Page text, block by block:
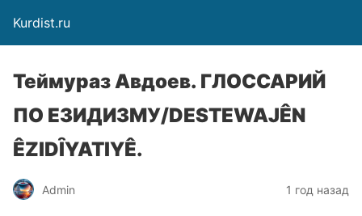
Kurdist.ru
Теймураз Авдоев. ГЛОССАРИЙ
ПО ЕЗИДИЗМУ/DESTEWAJÊN
ÊZIDȊYATIYÊ.
Admin 1 год назад